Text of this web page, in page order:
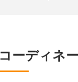
コーディネ